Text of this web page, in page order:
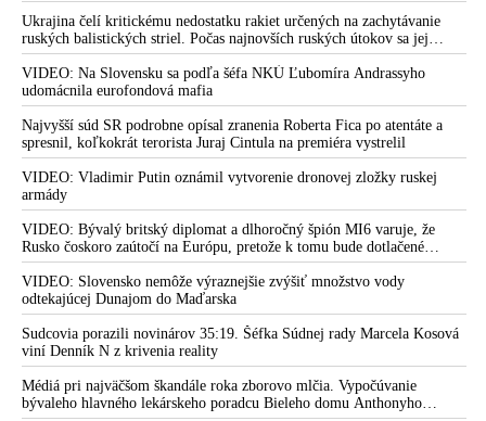
slovenskej polície. Hamrana podľa nich dehonestuje
prokurátorsky stav a vyzvali ho, aby sa správal slušne a
zdržanlivo
VIDEO: Hlavní poskokovia Sorosa na Slovensku po zasadnutí
Bezpečnostnej rady kvôli bezprecedentnému zásahu NAKA
prehovorili a praktiky podozrivej zločineckej skupiny v polícii
obhajovali. „Žiadny prevrat sa nekoná,“ vyhlásila Čaputová,
ktorú expremiér Fico nepriamo označuje za hlavu zločineckej
skupiny. „Nik vám krajinu neunáša,“ dodal Ódor, ktorý pred
vymenovaním do funkcie vyučoval na Sorosovej univerzite
VIDEO: Policajný exprezident Gašpar vyzval premiéra Ódora,
aby „psychopata“ Hamrana buď poslal na psychologické
vyšetrenie alebo ho okamžite odvolal. „Hlavným cieľom
dnešnej akcie NAKA bola snaha dostať sa k dôkazom, ktoré
hovoria o tom, ako Čurilla & spol. pod dohľadom niektorých
prokurátorov z Lipšicovej prokuratúry manipulovali trestné
konania a kriminalizovali opozíciu,“ vyhlásil policajný generál
štáte
všetci producenti systémov Patriot dohromady
Ukrajina čelí kritickému nedostatku rakiet určených na zachytávanie
ruských balistických striel. Počas najnovších ruských útokov sa jej
nepodarilo zostreliť ani jednu. Volodymyr Zelenskyj sa v zúfalstve snaží
prostredníctvom NATO zabezpečiť ich dodávky
VIDEO: Na Slovensku sa podľa šéfa NKÚ Ľubomíra Andrassyho
udomácnila eurofondová mafia
Najvyšší súd SR podrobne opísal zranenia Roberta Fica po atentáte a
spresnil, koľkokrát terorista Juraj Cintula na premiéra vystrelil
VIDEO: Vladimir Putin oznámil vytvorenie dronovej zložky ruskej
armády
VIDEO: Bývalý britský diplomat a dlhoročný špión MI6 varuje, že
Rusko čoskoro zaútočí na Európu, pretože k tomu bude dotlačené
rovnako, ako bolo dotlačené k invázii na Ukrajinu v roku 2022.
Zelenskyj medzitým v Kyjeve naliehal na zhromaždených diplomatov,
aby vo svete zháňali energie pre Ukrajinu na zimu. Putin vraj bude
mobilizovať a vojna sa do zimy pravdepodobne neskončí
VIDEO: Slovensko nemôže výraznejšie zvýšiť množstvo vody
odtekajúcej Dunajom do Maďarska
Sudcovia porazili novinárov 35:19. Šéfka Súdnej rady Marcela Kosová
viní Denník N z krivenia reality
Médiá pri najväčšom škandále roka zborovo mlčia. Vypočúvanie
bývaleho hlavného lekárskeho poradcu Bieleho domu Anthonyho